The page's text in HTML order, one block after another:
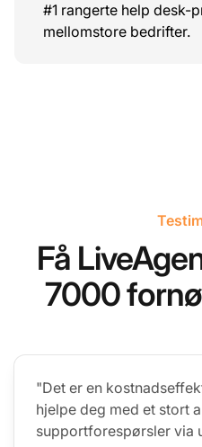
#1 rangerte help desk-
mellomstore bedrifter.
Få
7000
"Det er en
hjelpe deg med et stort
supportforespørsler via